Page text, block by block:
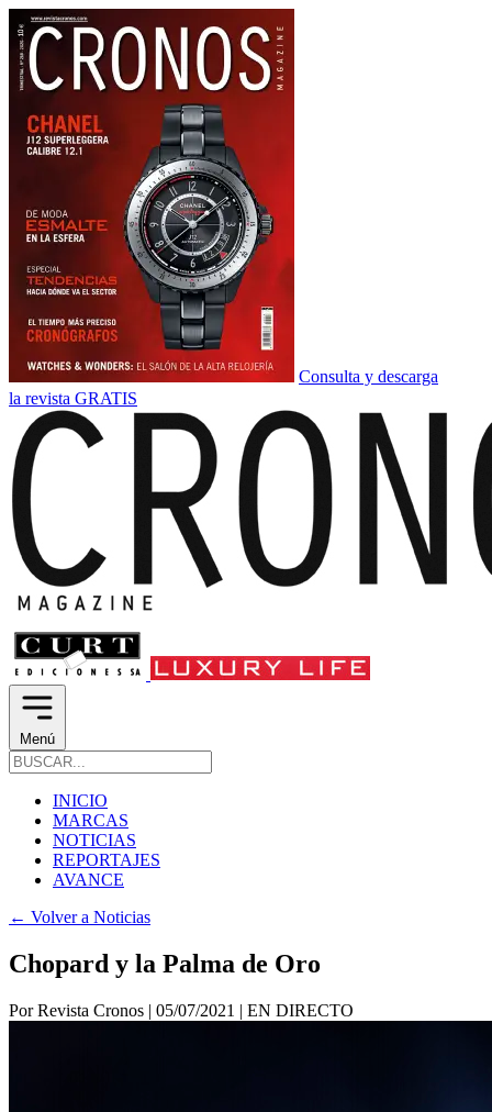
Consulta y descarga
la revista GRATIS
Menú
INICIO
MARCAS
NOTICIAS
REPORTAJES
AVANCE
← Volver a Noticias
Chopard y la Palma de Oro
Por Revista Cronos | 05/07/2021 | EN DIRECTO